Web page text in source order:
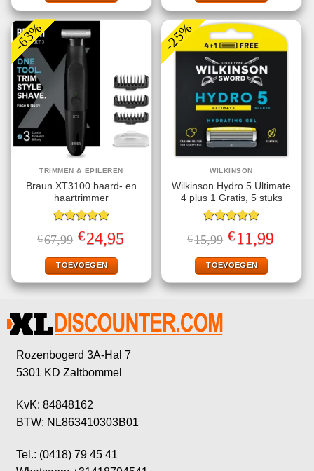
-63%
TRIMMEN & EPILEREN
Braun XT3100 baard- en
haartrimmer
Gewaardeerd
5.00uit 5
€67,99 Oorspronkelijke
prijs
was:
€67,99.
€24,95prijs
TOEVOEGEN
-25%
WILKINSON
Wilkinson Hydro 5 Ultimate
4 plus 1 Gratis, 5 stuks
Gewaardeerd
5.00uit 5
€15,99 Oorspronkelijke
prijs
was:
€15,99.
€11,99Huidige
prijs
TOEVOEGEN
Rozenbogerd 3A-Hal 7
5301 KD Zaltbommel
KvK: 84848162
BTW: NL863410303B01
Tel.: (0418) 79 45 41